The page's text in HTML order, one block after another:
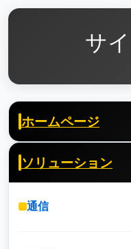
サ
ホームページ
ソリューション
通信